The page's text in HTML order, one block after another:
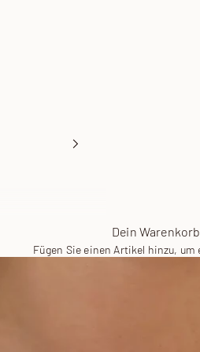
Dein
Fügen Sie einen Artikel hinzu, um